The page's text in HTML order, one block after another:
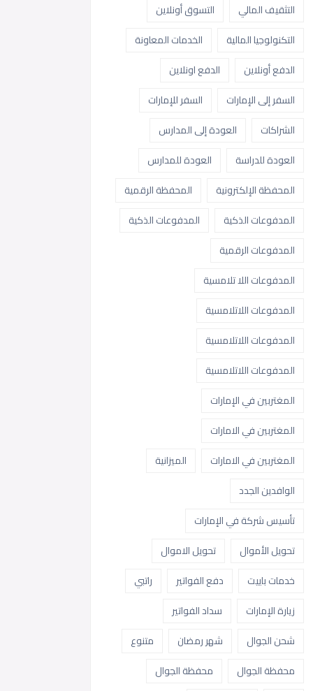
التثقيف المالي
التسوق أونلاين
التكنولوجيا المالية
الخدمات المعاونة
الدفع أونلاين
الدفع اونلاين
السفر إلى الإمارات
السفر للإمارات
الشراكات
العودة إلى المدارس
العودة للدراسة
العودة للمدارس
المحفظة الإلكترونية
المحفظة الرقمية
المدفوعات الذكية
المدفوعات الذكية
المدفوعات الرقمية
المدفوعات اللا تلامسية
المدفوعات اللاتلامسية
المدفوعات اللاتلامسية
المدفوعات اللاتلامسية
المغتربين في الإمارات
المغتربين في الامارات
المغتربين في الامارات
الميزانية
الوافدين الجدد
تأسيس شركة في الإمارات
تحويل الأموال
تحويل الاموال
خدمات باييت
دفع الفواتير
راتبي
زيارة الإمارات
سداد الفواتير
شحن الجوال
شهر رمضان
متنوع
محفظة الجوال
محفظة الجوال